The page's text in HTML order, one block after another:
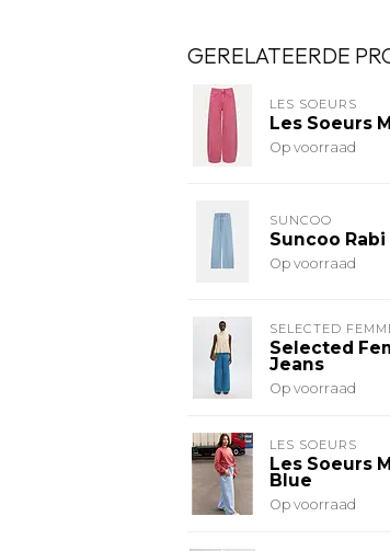
GERELATEERDE
LES SOEURS
Les Soeurs
Op voorraad
SUNCOO
Suncoo
Op voorraad
SELECTED
Selected
Jeans
Op voorraad
LES SOEURS
Les Soeurs
Blue
Op voorraad